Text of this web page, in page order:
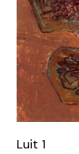
Luit 1